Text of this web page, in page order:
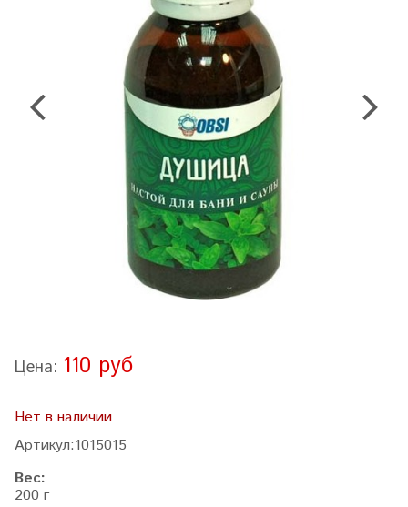
Цена: 110 руб
Нет в наличии
Артикул:1015015
Вес:
200 г